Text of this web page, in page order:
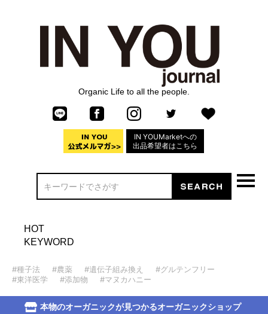
Organic Life to all the people.
IN YOUMarketへの
出品希望者はこちら
HOT
KEYWORD
#種子法 #農薬 #遺伝子組み換え
#グルテンフリー
#東洋医学
#添加物 #マヌカハニー
本物のオーガニックが見つかるオーガニックショップ